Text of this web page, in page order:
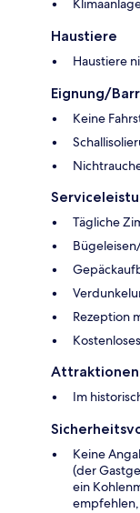
Haustiere
Haustiere
Eignung/
Keine
Tägliche
Rezeption
Im
Keine
(der
ein